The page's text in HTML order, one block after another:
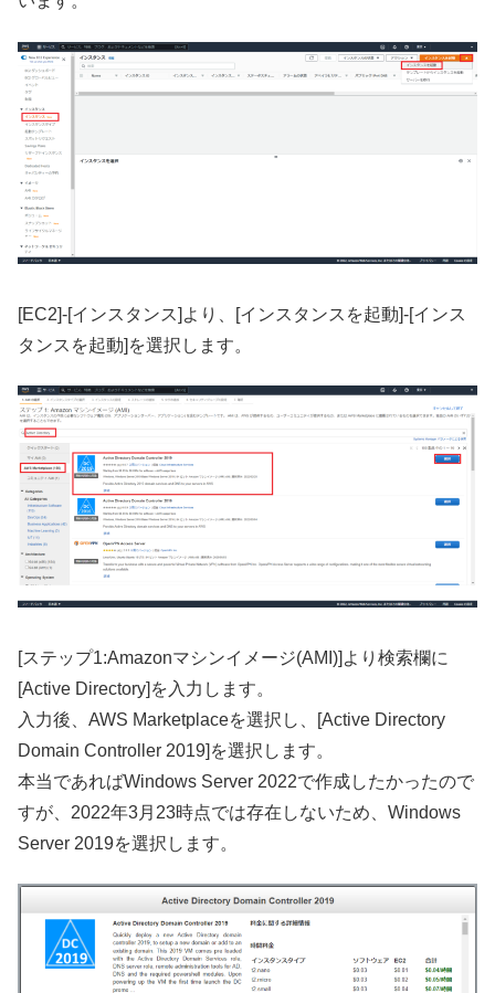
[EC2]-[インスタンス]より、[インスタンスを起動]-[インス
タンスを起動]を選択します。
[ステップ1:Amazonマシンイメージ(AMI)]より検索欄に
[Active Directory]を入力します。
入力後、AWS Marketplaceを選択し、[Active Directory
Domain Controller 2019]を選択します。
本当であればWindows Server 2022で作成したかったので
すが、2022年3月23時点では存在しないため、Windows
Server 2019を選択します。